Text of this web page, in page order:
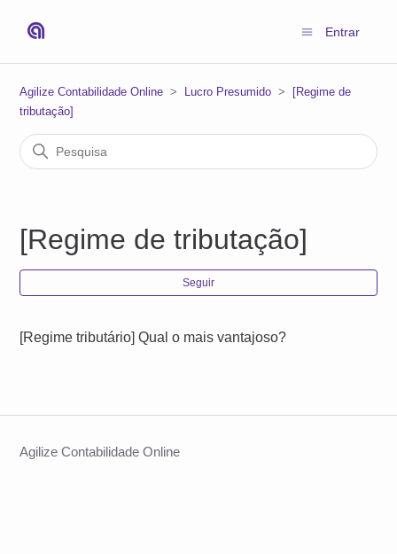
Entrar
Agilize Contabilidade Online Lucro Presumido
[Regime de
tributação]
[Regime de tributação]
Seguir
[Regime tributário] Qual o mais vantajoso?
Agilize Contabilidade Online